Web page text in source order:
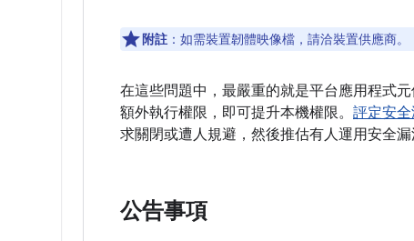
附註 ：如需裝置韌體映像檔，請洽裝置供應商。
在這些問題中，最嚴重的就是平台應用程式
額外執行權限，即可提升本機權限。 評定安
求關閉或遭人規避，然後推估有人運用安全
公告事項